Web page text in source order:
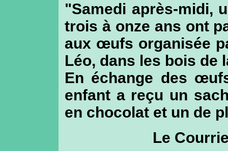
"Samedi après-midi,
trois à onze ans ont
aux œufs organisée
Léo, dans les bois de
En échange des
enfant a reçu un
en chocolat et un de
Le